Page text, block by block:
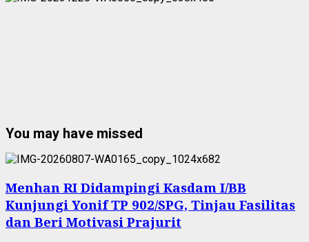
You may have missed
Menhan RI Didampingi Kasdam I/BB
Kunjungi Yonif TP 902/SPG, Tinjau Fasilitas
dan Beri Motivasi Prajurit